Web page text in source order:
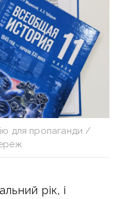
для пропаганди /
рік, і